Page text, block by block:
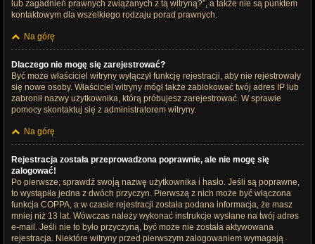
lub zagadnień prawnych związanych z tą witryną?”, a także nie są punktem
kontaktowym dla wszelkiego rodzaju porad prawnych.
Na górę
Dlaczego nie mogę się zarejestrować?
Być może właściciel witryny wyłączył funkcję rejestracji, aby nie rejestrowały
się nowe osoby. Właściciel witryny mógł także zablokować twój adres IP lub
zabronił nazwy użytkownika, którą próbujesz zarejestrować. W sprawie
pomocy skontaktuj się z administratorem witryny.
Na górę
Rejestracja została przeprowadzona poprawnie, ale nie mogę się
zalogować!
Po pierwsze, sprawdź swoją nazwę użytkownika i hasło. Jeśli są poprawne,
to wystąpiła jedna z dwóch przyczyn. Pierwszą z nich może być włączona
funkcja COPPA, a w czasie rejestracji została podana informacja, że masz
mniej niż 13 lat. Wówczas należy wykonać instrukcje wysłane na twój adres
e-mail. Jeśli nie to było przyczyną, być może nie została aktywowana
rejestracja. Niektóre witryny przed pierwszym zalogowaniem wymagają